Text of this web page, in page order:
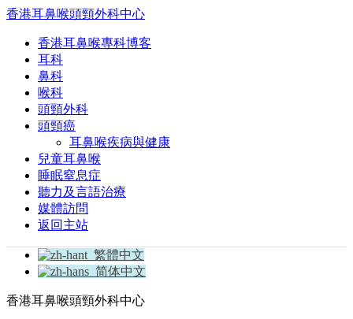
香港耳鼻喉頭頸外科中心
香港耳鼻喉專科博客
耳科
鼻科
喉科
頭頸外科
頭頸癌
耳鼻喉疾病與健康
兒童耳鼻喉
睡眠窒息症
聽力及言語治療
媒體訪問
返回主站
繁體中文
简体中文
香港耳鼻喉頭頸外科中心